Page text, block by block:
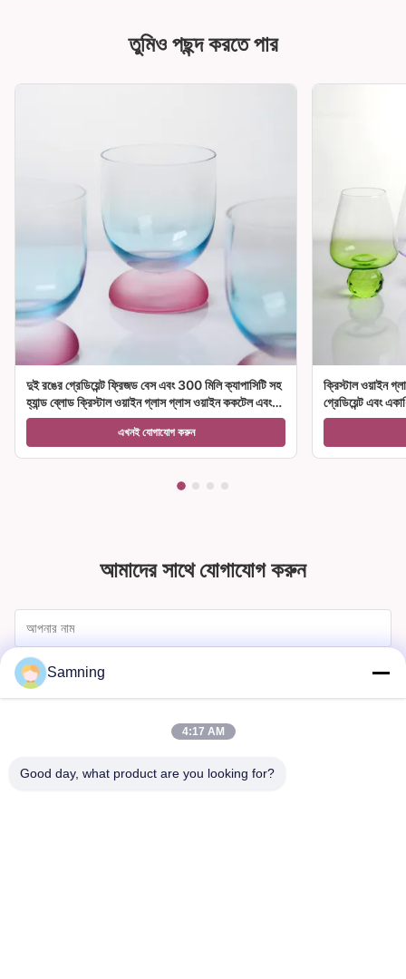
তুমিও পছন্দ করতে পার
দুই রঙের গ্রেডিয়েন্ট ফ্রিজড বেস এবং 300 মিলি ক্যাপাসিটি সহ
হ্যান্ড ব্লোড ক্রিস্টাল ওয়াইন গ্লাস গ্লাস ওয়াইন ককটেল এবং
হোম ডেকোরেশন
এখনই যোগাযোগ করুন
ক্রিস্টাল ওয়াইন
গ্রেডিয়েন্ট এবং
উপহারের জন্য আদর্শ
আমাদের সাথে যোগাযোগ করুন
Samning
4:17 AM
Good day, what product are you looking for?